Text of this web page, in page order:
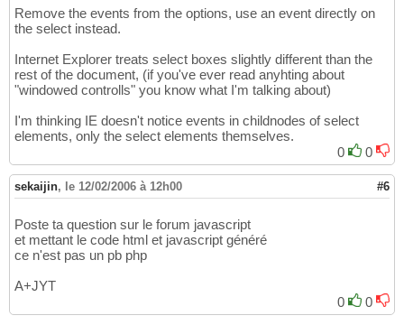
Remove the events from the options, use an event directly on
the select instead.
Internet Explorer treats select boxes slightly different than the
rest of the document, (if you've ever read anyhting about
"windowed controlls" you know what I'm talking about)
I'm thinking IE doesn't notice events in childnodes of select
elements, only the select elements themselves.
0
0
sekaijin, le 12/02/2006 à 12h00 #6
Poste ta question sur le forum javascript
et mettant le code html et javascript généré
ce n'est pas un pb php
A+JYT
0
0